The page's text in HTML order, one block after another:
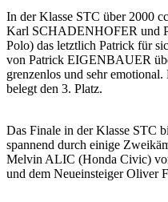
In der Klasse STC über 2000
Karl SCHADENHOFER und
Polo) das letztlich Patrick für
von Patrick EIGENBAUER
grenzenlos und sehr
belegt den 3. Platz.
Das Finale in der Klasse STC
spannend durch einige
Melvin ALIC (Honda Civic)
und dem Neueinsteiger Oliver